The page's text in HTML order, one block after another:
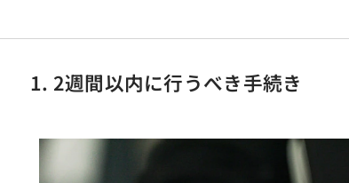
1. 2週間以内に行うべき手続き